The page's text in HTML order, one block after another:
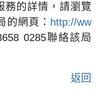
務的詳情，請瀏覽
的網頁： http://ww
0285聯絡該局
返回